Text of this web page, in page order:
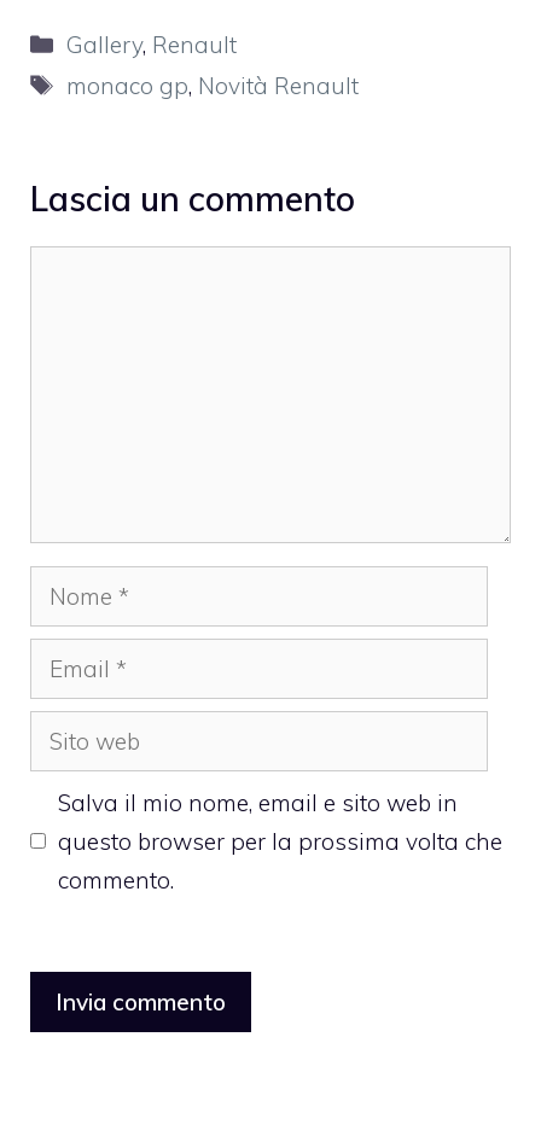
Categorie
Gallery, Renault
Tag
monaco gp, Novità Renault
Lascia un commento
Nome
Email
Sito
web
Salva il mio nome, email e sito web in
questo browser per la prossima volta che
commento.